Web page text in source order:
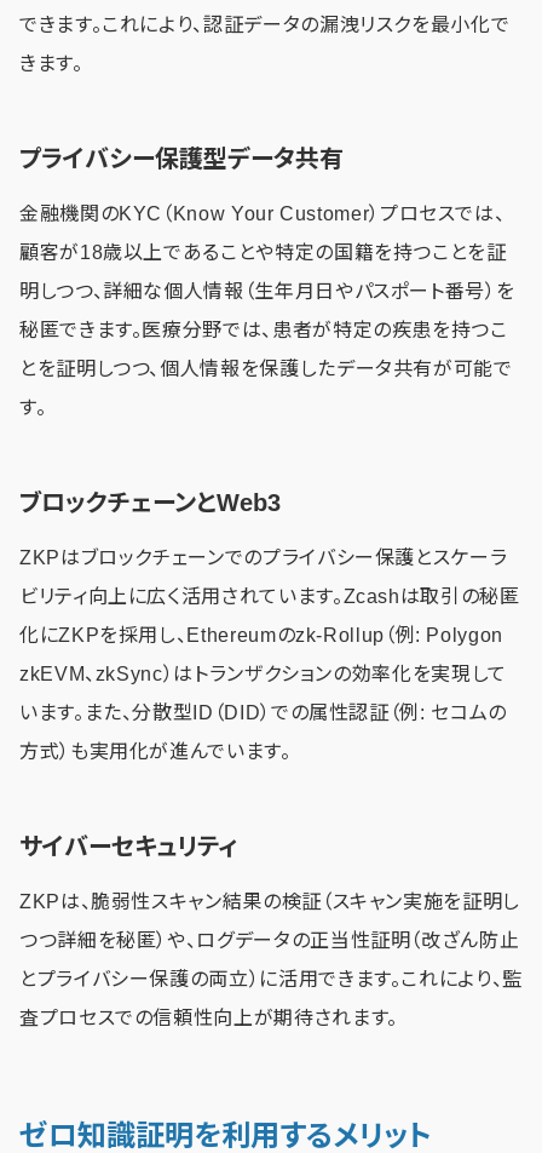
できます。これにより、認証データの漏洩リスクを最小化で
きます。
プライバシー保護型データ共有
金融機関のKYC（Know Your Customer）プロセスでは、
顧客が18歳以上であることや特定の国籍を持つことを証
明しつつ、詳細な個人情報（生年月日やパスポート番号）を
秘匿できます。医療分野では、患者が特定の疾患を持つこ
とを証明しつつ、個人情報を保護したデータ共有が可能で
す。
ブロックチェーンとWeb3
ZKPはブロックチェーンでのプライバシー保護とスケーラ
ビリティ向上に広く活用されています。Zcashは取引の秘匿
化にZKPを採用し、Ethereumのzk-Rollup（例: Polygon
zkEVM、zkSync）はトランザクションの効率化を実現して
います。また、分散型ID（DID）での属性認証（例: セコムの
方式）も実用化が進んでいます。
サイバーセキュリティ
ZKPは、脆弱性スキャン結果の検証（スキャン実施を証明し
つつ詳細を秘匿）や、ログデータの正当性証明（改ざん防止
とプライバシー保護の両立）に活用できます。これにより、監
査プロセスでの信頼性向上が期待されます。
ゼロ知識証明を利用するメリット